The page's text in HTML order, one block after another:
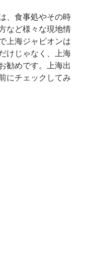
、食事処やその時
など様々な現地情
上海ジャピオンは
けじゃなく、上海
勧めです。上海出
にチェックしてみ